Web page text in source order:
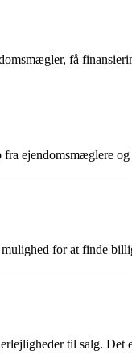
få
ejendomsmæglere
for at finde
til salg.